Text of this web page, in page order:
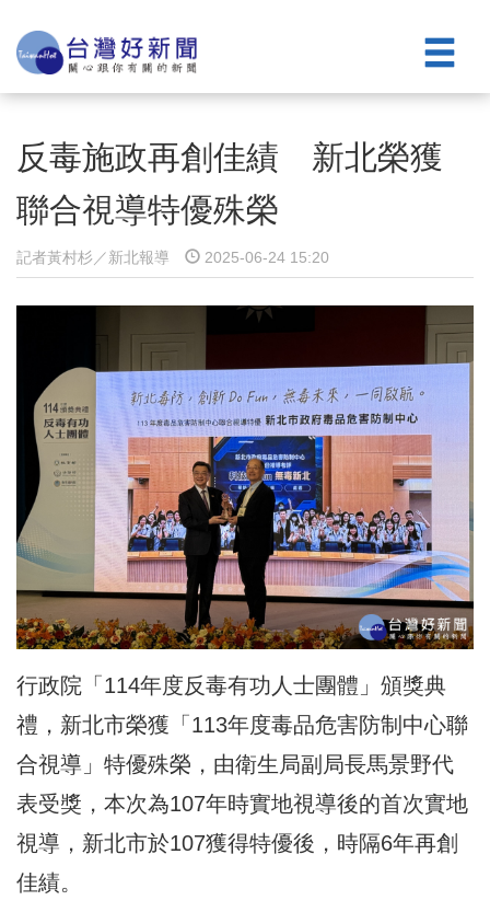
反毒施政再創佳績 新北榮獲
聯合視導特優殊榮
記者黃村杉／新北報導 2025-06-24 15:20
行政院「114年度反毒有功人士團體」頒獎典
禮，新北市榮獲「113年度毒品危害防制中心聯
合視導」特優殊榮 ，由衛生局副局長馬景野代
表受獎，本次為107年時實地視導後的首次實地
視導，新北市於107獲得特優後，時隔6年再創
佳績。